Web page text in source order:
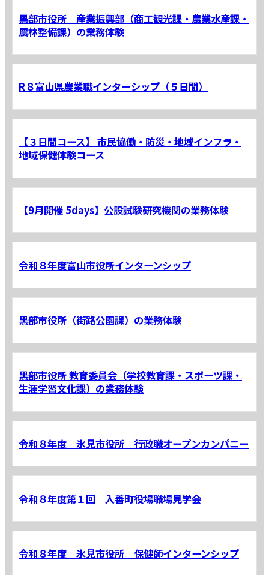
黒部市役所 産業振興部（商工観光課・農業水産課・
農林整備課）の業務体験
R８富山県農業職インターシップ（５日間）
【３日間コース】 市民協働・防災・地域インフラ・
地域保健体験コース
【9月開催 5days】公設試験研究機関の業務体験
令和８年度富山市役所インターンシップ
黒部市役所（街路公園課）の業務体験
黒部市役所 教育委員会（学校教育課・スポーツ課・
生涯学習文化課）の業務体験
令和８年度 氷見市役所 行政職オープンカンパニー
令和８年度第１回 入善町役場職場見学会
令和８年度 氷見市役所 保健師インターンシップ